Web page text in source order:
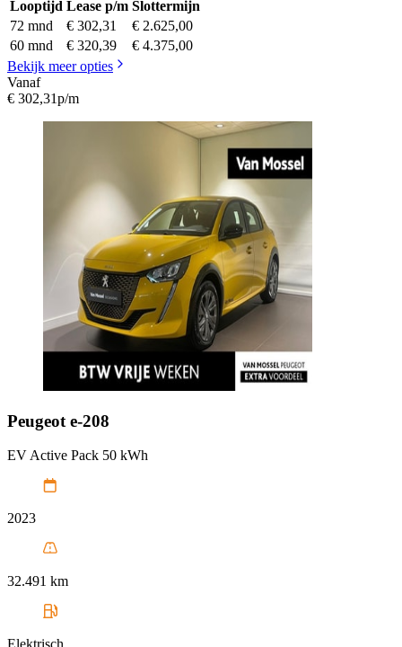
Looptijd Lease p/m Slottermijn
72 mnd
€ 302,31
€ 2.625,00
60 mnd
€ 320,39
€ 4.375,00
Bekijk meer opties
Vanaf
€ 302,31p/m
Peugeot e-208
EV Active Pack 50 kWh
2023
32.491 km